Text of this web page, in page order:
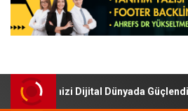
İşletmenizi Dijital Dünyada Güçlendirin